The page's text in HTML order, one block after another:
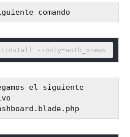
comando
--only=auth_views
el siguiente